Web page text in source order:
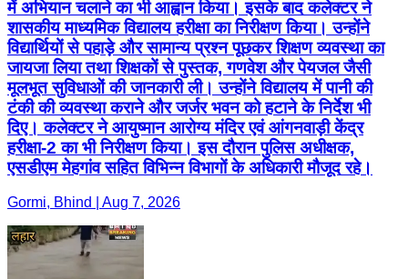
में अभियान चलाने का भी आह्वान किया। इसके बाद कलेक्टर ने
शासकीय माध्यमिक विद्यालय हरीक्षा का निरीक्षण किया। उन्होंने
विद्यार्थियों से पहाड़े और सामान्य प्रश्न पूछकर शिक्षण व्यवस्था का
जायजा लिया तथा शिक्षकों से पुस्तक, गणवेश और पेयजल जैसी
मूलभूत सुविधाओं की जानकारी ली। उन्होंने विद्यालय में पानी की
टंकी की व्यवस्था कराने और जर्जर भवन को हटाने के निर्देश भी
दिए। कलेक्टर ने आयुष्मान आरोग्य मंदिर एवं आंगनवाड़ी केंद्र
हरीक्षा-2 का भी निरीक्षण किया। इस दौरान पुलिस अधीक्षक,
एसडीएम मेहगांव सहित विभिन्न विभागों के अधिकारी मौजूद रहे।
Gormi, Bhind | Aug 7, 2026